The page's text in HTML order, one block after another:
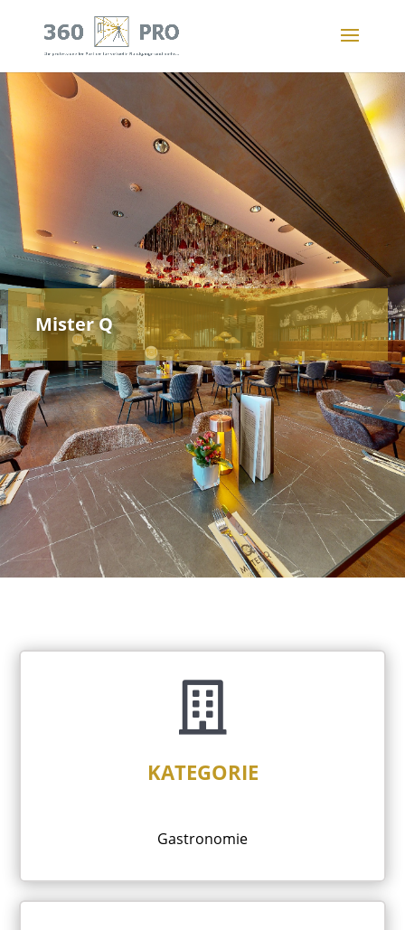
Mister Q

KATEGORIE
Gastronomie